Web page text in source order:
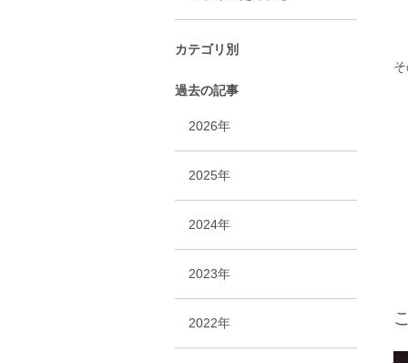
カテゴリ別
過去の記事
2026年
2025年
2024年
2023年
2022年